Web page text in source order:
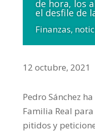
de hora, los
el desfile de
Finanzas,
12 octubre, 2021
Pedro Sánchez
Familia Real
pitidos y